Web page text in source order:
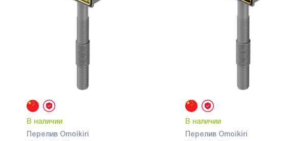
В наличии
Перелив Omoikiri
В наличии
Перелив Omoikiri